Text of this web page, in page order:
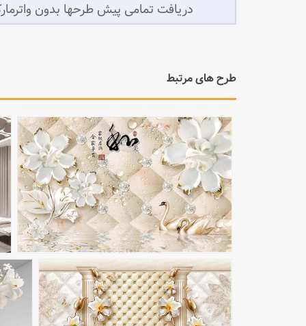
مشاهده بزرگتر
مشاهده بزرگتر
مشاهده بزرگتر
طرح های مرتبط